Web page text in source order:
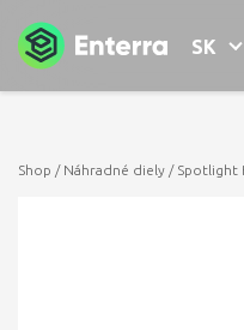
SK
Shop / Náhradné diely / Spotlight